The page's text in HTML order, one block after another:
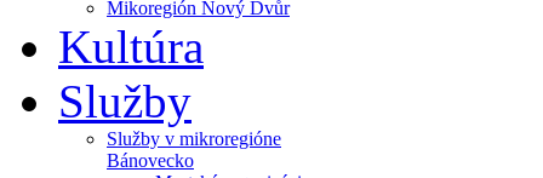
Mikoregión Nový Dvůr
Kultúra
Služby
Služby v mikroregióne
Bánovecko